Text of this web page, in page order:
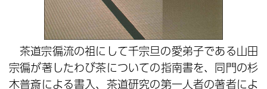
茶道宗徧流の祖にして千宗旦の愛弟子である山田
宗徧が著したわび茶についての指南書を、同門の杉
木普斎による書入、茶道研究の第一人者の著者によ